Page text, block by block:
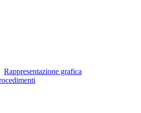
Rappresentazione grafica